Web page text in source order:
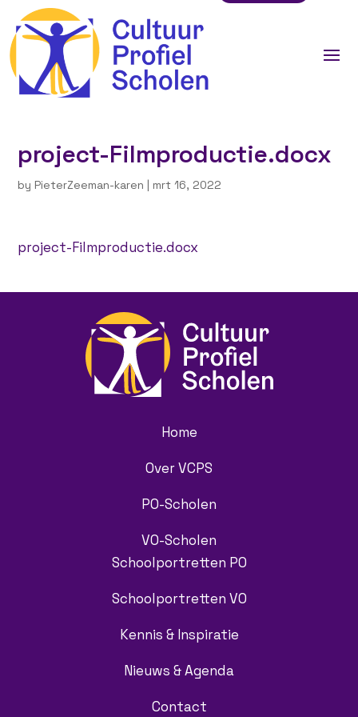
project-Filmproductie.docx
by PieterZeeman-karen | mrt 16, 2022
project-Filmproductie.docx
Home
Over VCPS
PO-Scholen
VO-Scholen
Schoolportretten PO
Schoolportretten VO
Kennis & Inspiratie
Nieuws & Agenda
Contact